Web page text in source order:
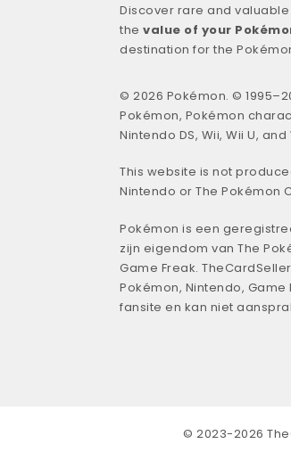
Discover rare and valuable
the value of your
destination for the
© 2026 Pokémon. ©
Pokémon, Pokémon
Nintendo DS, Wii, Wii U,
This website is not
Nintendo or The Pokémon
Pokémon is een
zijn eigendom van The
Game Freak.
Pokémon, Nintendo,
fansite en kan niet
© 2023-2026